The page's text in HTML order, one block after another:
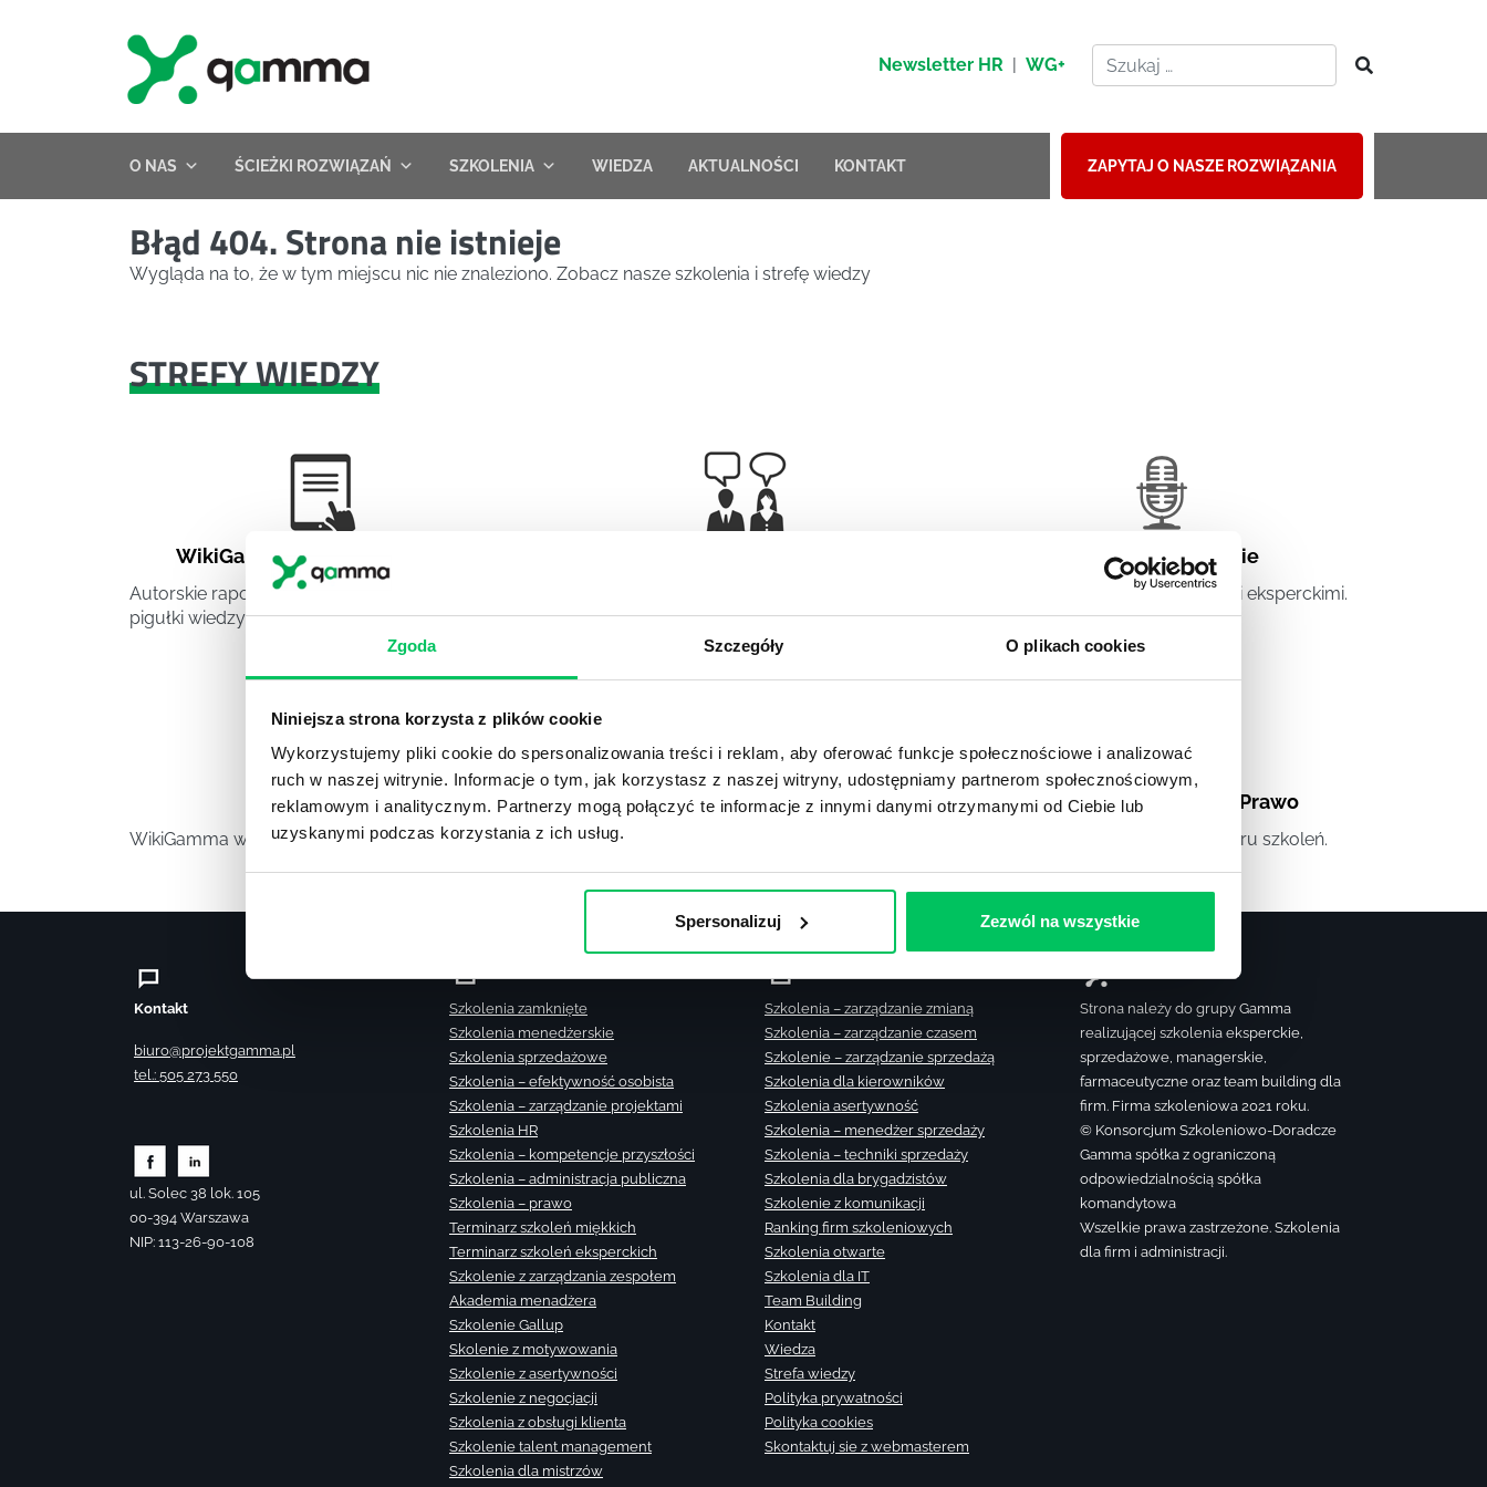
Zgoda Szczegóły O plikach cookies
Niniejsza strona korzysta z plików cookie
Wykorzystujemy pliki cookie do spersonalizowania treści i reklam, aby oferować funkcje społecznościowe i analizować
ruch w naszej witrynie. Informacje o tym, jak korzystasz z naszej witryny, udostępniamy partnerom społecznościowym,
reklamowym i analitycznym. Partnerzy mogą połączyć te informacje z innymi danymi otrzymanymi od Ciebie lub
uzyskanymi podczas korzystania z ich usług.
Spersonalizuj Zezwól na wszystkie
Newsletter HR | WG+
O NAS ŚCIEŻKI ROZWIĄZAŃ SZKOLENIA WIEDZA AKTUALNOŚCI KONTAKT ZAPYTAJ O NASZE ROZWIĄZANIA
Błąd 404. Strona nie istnieje
Wygląda na to, że w tym miejscu nic nie znaleziono. Zobacz nasze szkolenia i strefę wiedzy
STREFY WIEDZY
WikiGamma ,Delegowanie
Autorskie raporty, wartościowy know-how,
pigułki wiedzy.
obszaru HR.
Artykuły eksperckie
Artykuły związane ze szkoleniami eksperckimi.
Video
WikiGamma w formacie video.
Recenzje ,Stanowiska pracy
Recenzje książek, lista najpopularniejszych
Artykuły, Artykuły cd. Prawo
Standardowe informacje z obszaru szkoleń.
Kontakt
biuro@projektgamma.pl
tel.: 505 273 550
ul. Solec 38 lok. 105
00-394 Warszawa
NIP: 113-26-90-108
Szkolenia zamknięte
Szkolenia menedżerskie
Szkolenia sprzedażowe
Szkolenia – efektywność osobista
Szkolenia – zarządzanie projektami
Szkolenia HR
Szkolenia – kompetencje przyszłości
Szkolenia – administracja publiczna
Szkolenia – prawo
Terminarz szkoleń miękkich
Terminarz szkoleń eksperckich
Szkolenie z zarządzania zespołem
Akademia menadżera
Szkolenie Gallup
Skolenie z motywowania
Szkolenie z asertywności
Szkolenie z negocjacji
Szkolenia z obsługi klienta
Szkolenie talent management
Szkolenia dla mistrzów
Szkolenia – zarządzanie zmianą
Szkolenia – zarządzanie czasem
Szkolenie – zarządzanie sprzedażą
Szkolenia dla kierowników
Szkolenia asertywność
Szkolenia – menedżer sprzedaży
Szkolenia – techniki sprzedaży
Szkolenia dla brygadzistów
Szkolenie z komunikacji
Ranking firm szkoleniowych
Szkolenia otwarte
Szkolenia dla IT
Team Building
Kontakt
Wiedza
Strefa wiedzy
Polityka prywatności
Polityka cookies
Skontaktuj sie z webmasterem
Strona należy do grupy Gamma
realizującej szkolenia eksperckie,
sprzedażowe, managerskie,
farmaceutyczne oraz team building dla
firm. Firma szkoleniowa 2021 roku.
© Konsorcjum Szkoleniowo-Doradcze
Gamma spółka z ograniczoną
odpowiedzialnością spółka
komandytowa
Wszelkie prawa zastrzeżone. Szkolenia
dla firm i administracji.